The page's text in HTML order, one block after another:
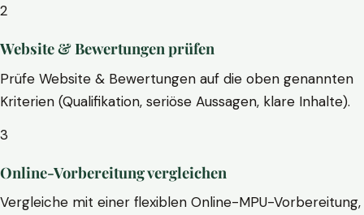
2
Website & Bewertungen prüfen
Prüfe Website & Bewertungen auf die oben genannten
Kriterien (Qualifikation, seriöse Aussagen, klare Inhalte).
3
Online-Vorbereitung vergleichen
Vergleiche mit einer flexiblen Online-MPU-Vorbereitung,